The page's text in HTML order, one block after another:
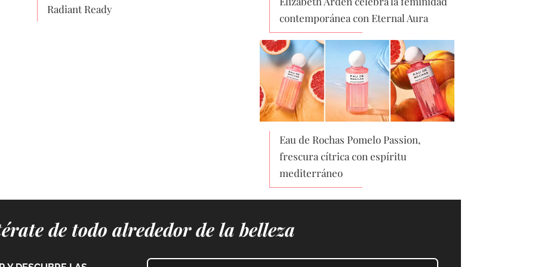
Radiant Ready
contemporánea con Eternal Aura
Eau de Rochas Pomelo Passion,
frescura cítrica con espíritu
mediterráneo
de todo alrededor de la belleza